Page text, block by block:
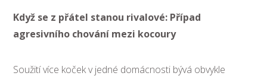
Když se z přátel stanou rivalové: Případ
agresivního chování mezi kocoury
Soužití více koček v jedné domácnosti bývá obvykle